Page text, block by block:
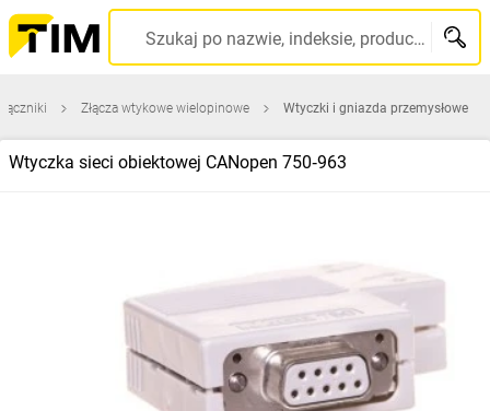
Szukaj po nazwie, indeksie, producencie, kodzie kreskowym...
Złącza wtykowe wielopinowe Wtyczki i gniazda przemysłowe
Wtyczka sieci obiektowej CANopen 750‑963